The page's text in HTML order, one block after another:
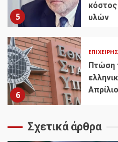
5
υλών
6
Πτώση
Απρίλιο
Σχετικά άρθρα